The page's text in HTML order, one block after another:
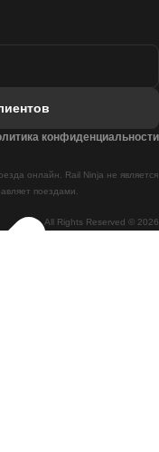
All Rights Reserved © 2026
онлайн. Rail Ninja не является
поездами.
конфиденциальности